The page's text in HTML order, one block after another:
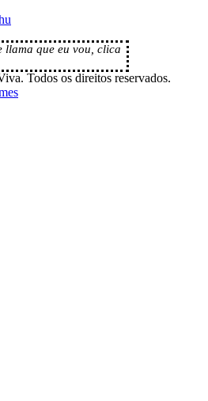
llama que eu vou, clica
Todos os direitos reservados.